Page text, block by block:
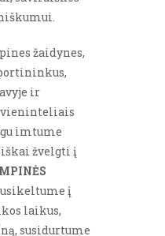
žaidynes,
ir
imtume
žvelgti į
į
laikus,
susidurtume